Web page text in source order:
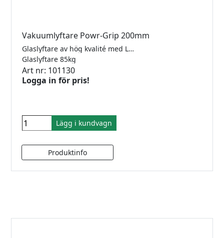
Vakuumlyftare Powr-Grip 200mm
Glaslyftare av hög kvalité med Lexanhandtag och pumpaktiverad sugplatta. Tydlig indikator för att se att vakuumet i sugplattan inte läcker. Lyftkraft 85kg (Säkerhetsklass 2). Komplett med väska. (Samma produkt som 101132 men med Lexanhandtag)
Glaslyftare 85kg
Art nr: 101130
Logga in för pris!
Lägg i kundvagn